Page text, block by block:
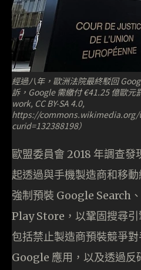
經過八年，歐洲法院最終駁回
訴，Google 需繳付 €41.25 億歐
work, CC BY-SA 4.0,
https://
curid=132388198）
歐盟委員會 2018 年調查
起透過與手機製造商和移
強制預裝 Google Search
Play Store，以鞏固搜尋引
包括禁止製造商預裝競爭
Google 應用，以及透過反